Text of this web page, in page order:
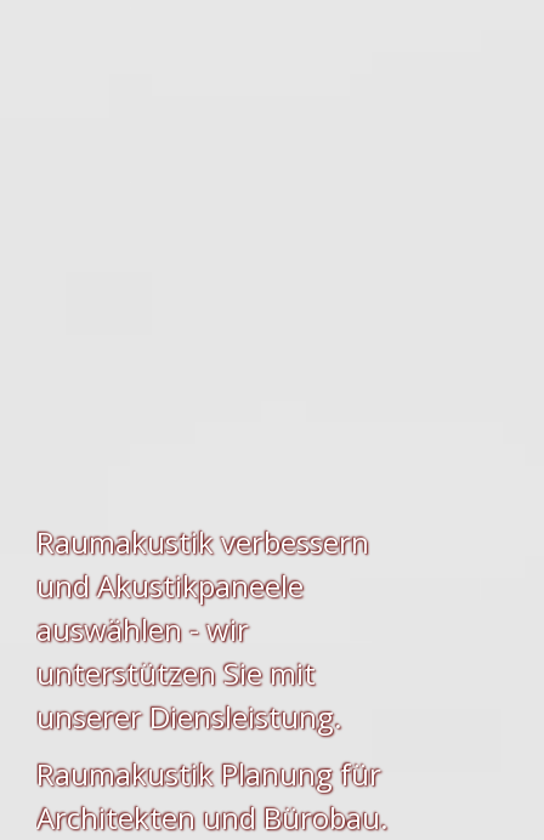
Raumakustik verbessern
und Akustikpaneele
auswählen - wir
unterstützen Sie mit
unserer Diensleistung.
Raumakustik Planung für
Architekten und Bürobau.